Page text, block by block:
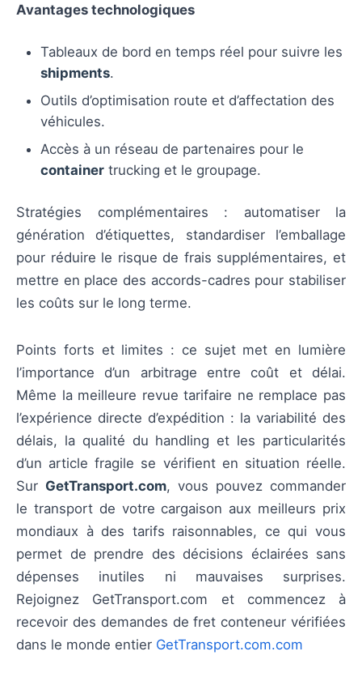
Avantages technologiques
Tableaux de bord en temps réel pour suivre les
shipments.
Outils d’optimisation route et d’affectation des
véhicules.
Accès à un réseau de partenaires pour le
container trucking et le groupage.
Stratégies complémentaires : automatiser la
génération d’étiquettes, standardiser l’emballage
pour réduire le risque de frais supplémentaires, et
mettre en place des accords-cadres pour stabiliser
les coûts sur le long terme.
Points forts et limites : ce sujet met en lumière
l’importance d’un arbitrage entre coût et délai.
Même la meilleure revue tarifaire ne remplace pas
l’expérience directe d’expédition : la variabilité des
délais, la qualité du handling et les particularités
d’un article fragile se vérifient en situation réelle.
Sur GetTransport.com, vous pouvez commander
le transport de votre cargaison aux meilleurs prix
mondiaux à des tarifs raisonnables, ce qui vous
permet de prendre des décisions éclairées sans
dépenses inutiles ni mauvaises surprises.
Rejoignez GetTransport.com et commencez à
recevoir des demandes de fret conteneur vérifiées
dans le monde entier GetTransport.com.com